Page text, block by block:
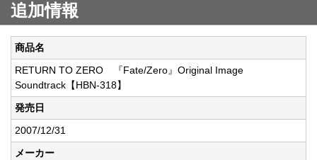
追加情報
商品名
RETURN TO ZERO 『Fate/Zero』Original Image
Soundtrack【HBN-318】
発売日
2007/12/31
メーカー